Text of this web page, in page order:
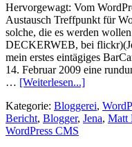
Hervorgewagt: Vom
Austausch Treffpunkt für
solche, die es werden
DECKERWEB, bei
mein erstes eintägiges
14. Februar 2009 eine
… [Weiterlesen...]
Kategorie: Bloggerei,
Bericht, Blogger, Jena, Matt
WordPress CMS